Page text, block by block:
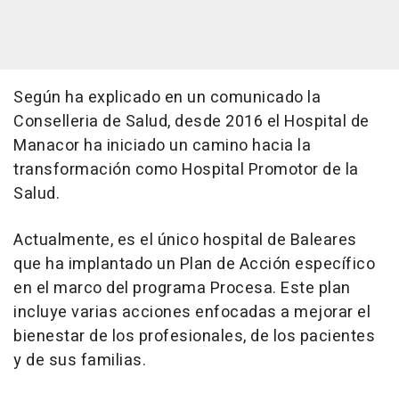
Según ha explicado en un comunicado la
Conselleria de Salud, desde 2016 el Hospital de
Manacor ha iniciado un camino hacia la
transformación como Hospital Promotor de la
Salud.
Actualmente, es el único hospital de Baleares
que ha implantado un Plan de Acción específico
en el marco del programa Procesa. Este plan
incluye varias acciones enfocadas a mejorar el
bienestar de los profesionales, de los pacientes
y de sus familias.